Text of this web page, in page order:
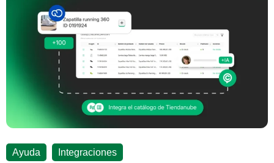
Ayuda Integraciones